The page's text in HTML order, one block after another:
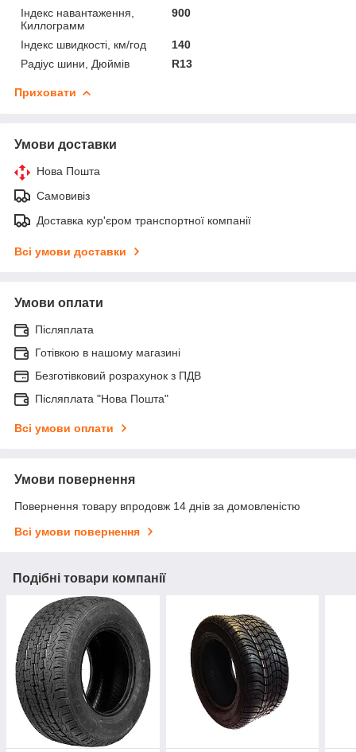
Індекс навантаження,
Киллограмм
900
Індекс швидкості, км/год
140
Радіус шини, Дюймів
R13
Приховати
Умови доставки
Нова Пошта
Самовивіз
Доставка кур'єром транспортної компанії
Всі умови доставки
Умови оплати
Післяплата
Готівкою в нашому магазині
Безготівковий розрахунок з ПДВ
Післяплата "Нова Пошта"
Всі умови оплати
Умови повернення
Повернення товару впродовж 14 днів за домовленістю
Всі умови повернення
Подібні товари компанії